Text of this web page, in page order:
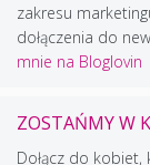
zakresu
dołączenia do
mnie na Bloglovin
ZOSTAŃMY W
Dołącz do